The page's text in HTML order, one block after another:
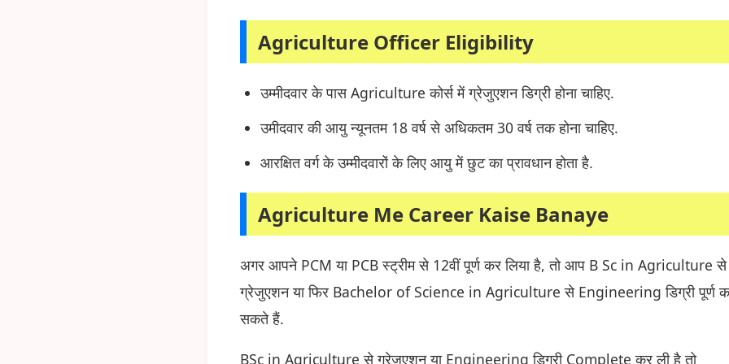
Agriculture Officer Eligibility
उम्मीदवार के पास Agriculture कोर्स में ग्रेजुएशन डिग्री होना चाहिए.
उमीदवार की आयु न्यूनतम 18 वर्ष से अधिकतम 30 वर्ष तक होना चाहिए.
आरक्षित वर्ग के उम्मीदवारों के लिए आयु में छुट का प्रावधान होता है.
Agriculture Me Career Kaise Banaye
अगर आपने PCM या PCB स्ट्रीम से 12वीं पूर्ण कर लिया है, तो आप B Sc in Agriculture से
ग्रेजुएशन या फिर Bachelor of Science in Agriculture से Engineering डिग्री पूर्ण
सकते हैं.
BSc in Agriculture से ग्रेजुएशन या Engineering डिग्री Complete कर ली है तो